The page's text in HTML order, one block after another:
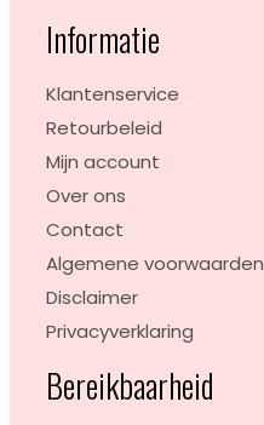
Informatie
Klantenservice
Retourbeleid
Mijn account
Over ons
Contact
Algemene voorwaarden
Disclaimer
Privacyverklaring
Bereikbaarheid